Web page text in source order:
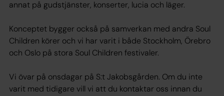
annat på gudstjänster, konserter, lucia och läger.
Konceptet bygger också på samverkan med andra Soul
Children körer och vi har varit i både Stockholm, Örebro
och Oslo på stora Soul Children festivaler.
Vi övar på onsdagar på S:t Jakobsgården. Om du inte
varit med tidigare vill vi att du kontaktar oss innan du